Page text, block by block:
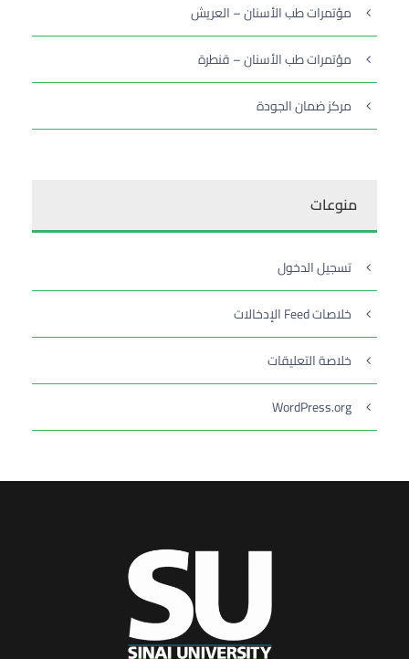
مؤتمرات طب الأسنان – العريش
مؤتمرات طب الأسنان – قنطرة
مركز ضمان الجودة
منوعات
تسجيل الدخول
خلاصات Feed الإدخالات
خلاصة التعليقات
WordPress.org